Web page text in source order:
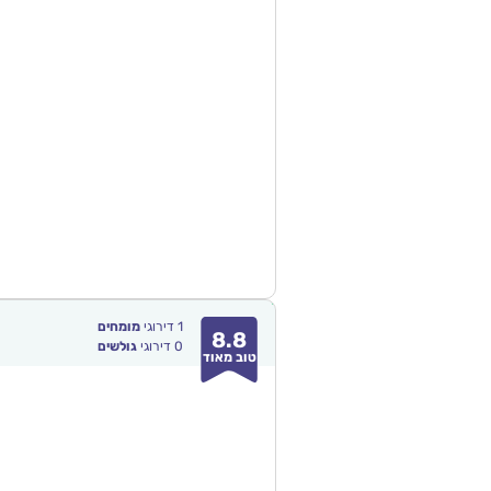
8.8
טוב מאוד
1 דירוגימומחים
0 דירוגיגולשים